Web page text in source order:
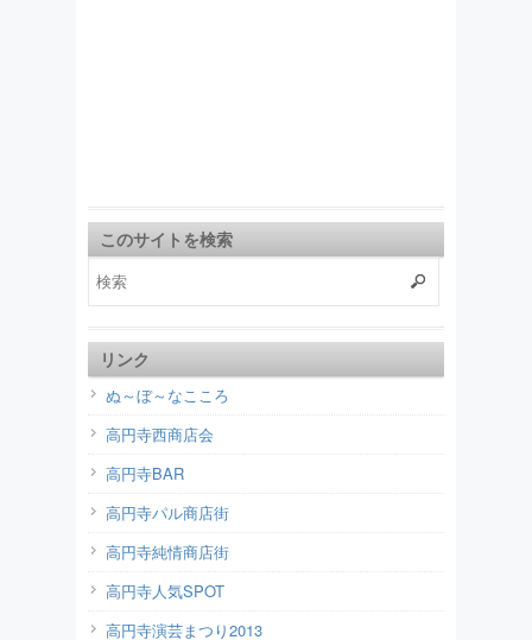
このサイトを検索
リンク
ぬ～ぼ～なこころ
高円寺西商店会
高円寺BAR
高円寺パル商店街
高円寺純情商店街
高円寺人気SPOT
高円寺演芸まつり2013